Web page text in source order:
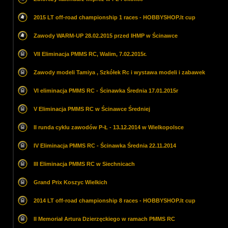
2015 LT off-road championship 1 races - HOBBYSHOP.lt cup
Zawody WARM-UP 28.02.2015 przed IHMP w Ścinawce
VII Eliminacja PMMS RC, Walim, 7.02.2015r.
Zawody modeli Tamiya , Szkółek Rc i wystawa modeli i zabawek
VI eliminacja PMMS RC - Ścinawka Średnia 17.01.2015r
V Eliminacja PMMS RC w Ścinawce Średniej
II runda cyklu zawodów P-Ł - 13.12.2014 w Wielkopolsce
IV Eliminacja PMMS RC - Ścinawka Średnia 22.11.2014
III Eliminacja PMMS RC w Siechnicach
Grand Prix Koszyc Wielkich
2014 LT off-road championship 8 races - HOBBYSHOP.lt cup
II Memoriał Artura Dzierzęckiego w ramach PMMS RC